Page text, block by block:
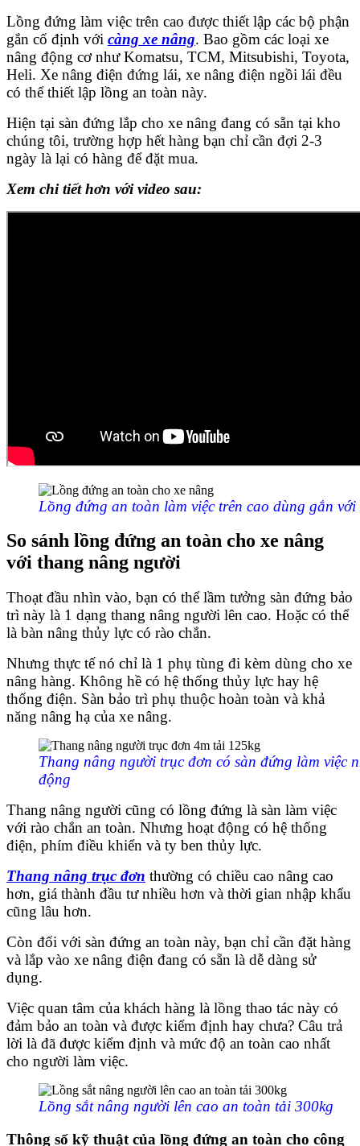
Lồng đứng làm việc trên cao được thiết lập các bộ phận
gắn cố định với càng xe nâng. Bao gồm các loại xe
nâng động cơ như Komatsu, TCM, Mitsubishi, Toyota,
Heli. Xe nâng điện đứng lái, xe nâng điện ngồi lái đều
có thể thiết lập lồng an toàn này.
Hiện tại sàn đứng lắp cho xe nâng đang có sẵn tại kho
chúng tôi, trường hợp hết hàng bạn chỉ cần đợi 2-3
ngày là lại có hàng để đặt mua.
Xem chi tiết hơn với video sau:
Lồng đứng an toàn làm việc trên cao dùng gắn với
So sánh lồng đứng an toàn cho xe nâng
với thang nâng người
Thoạt đầu nhìn vào, bạn có thể lầm tưởng sàn đứng bảo
trì này là 1 dạng thang nâng người lên cao. Hoặc có thể
là bàn nâng thủy lực có rào chắn.
Nhưng thực tế nó chỉ là 1 phụ tùng đi kèm dùng cho xe
nâng hàng. Không hề có hệ thống thủy lực hay hệ
thống điện. Sàn bảo trì phụ thuộc hoàn toàn và khả
năng nâng hạ của xe nâng.
Thang nâng người trục đơn có sàn đứng làm việc
động
Thang nâng người cũng có lồng đứng là sàn làm việc
với rào chắn an toàn. Nhưng hoạt động có hệ thống
điện, phím điều khiển và ty ben thủy lực.
Thang nâng trục đơn thường có chiều cao nâng cao
hơn, giá thành đầu tư nhiều hơn và thời gian nhập khẩu
cũng lâu hơn.
Còn đối với sàn đứng an toàn này, bạn chỉ cần đặt hàng
và lắp vào xe nâng điện đang có sẵn là dễ dàng sử
dụng.
Việc quan tâm của khách hàng là lồng thao tác này có
đảm bảo an toàn và được kiểm định hay chưa? Câu trả
lời là đã được kiểm định và mức độ an toàn cao nhất
cho người làm việc.
Lồng sắt nâng người lên cao an toàn tải 300kg
Thông số kỹ thuật của lồng đứng an toàn cho công